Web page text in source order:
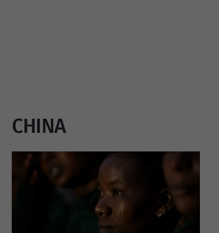
CHINA